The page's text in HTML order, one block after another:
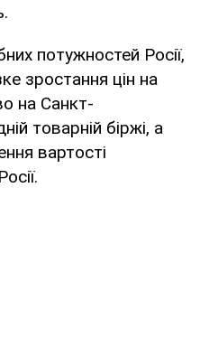
потужностей Росії,
зростання цін на
на Санкт-
товарній біржі, а
вартості